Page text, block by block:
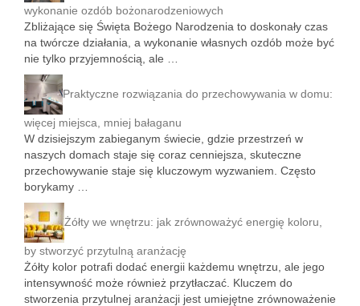
wykonanie ozdób bożonarodzeniowych
Zbliżające się Święta Bożego Narodzenia to doskonały czas
na twórcze działania, a wykonanie własnych ozdób może być
nie tylko przyjemnością, ale …
Praktyczne rozwiązania do przechowywania w domu:
więcej miejsca, mniej bałaganu
W dzisiejszym zabieganym świecie, gdzie przestrzeń w
naszych domach staje się coraz cenniejsza, skuteczne
przechowywanie staje się kluczowym wyzwaniem. Często
borykamy …
Żółty we wnętrzu: jak zrównoważyć energię koloru,
by stworzyć przytulną aranżację
Żółty kolor potrafi dodać energii każdemu wnętrzu, ale jego
intensywność może również przytłaczać. Kluczem do
stworzenia przytulnej aranżacji jest umiejętne zrównoważenie